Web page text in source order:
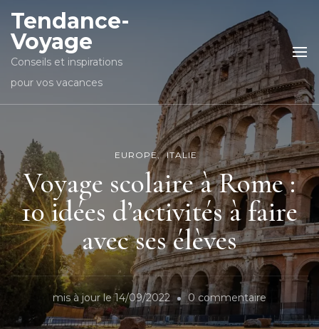
Tendance-
Voyage
Conseils et inspirations
pour vos vacances
EUROPE ITALIE
Voyage scolaire à Rome :
10 idées d’activités à faire
avec ses élèves
mis à jour le14/09/2022 0 commentaire
Voyage